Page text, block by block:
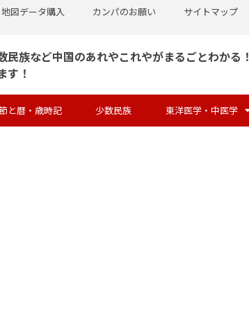
地図データ購入 カンパのお願い サイトマップ
族など中国のあれやこれやがまるごとわかる！
す！
と暦・歳時記 少数民族 東洋医学・中医学